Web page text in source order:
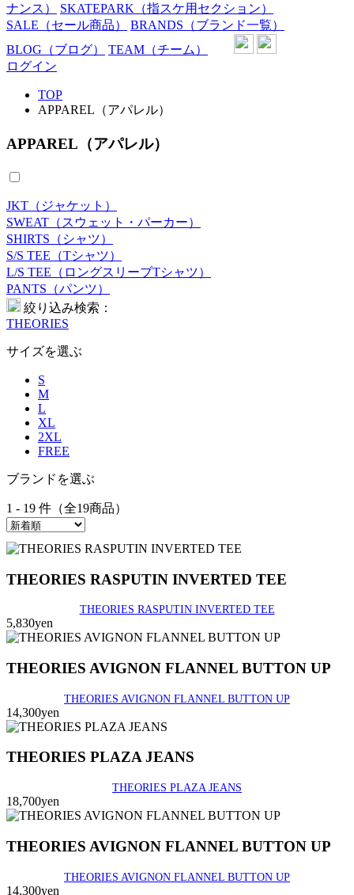
ナンス）
SKATEPARK （指スケ用セクション）
SALE （セール商品） BRANDS （ブランド一覧）
BLOG （ブログ） TEAM （チーム）
ログイン
TOP
APPAREL（アパレル）
APPAREL（アパレル）
JKT（ジャケット）
SWEAT（スウェット・パーカー）
SHIRTS（シャツ）
S/S TEE（Tシャツ）
L/S TEE（ロングスリーブTシャツ）
PANTS（パンツ）
絞り込み検索：
THEORIES
サイズを選ぶ
S
M
L
XL
2XL
FREE
ブランドを選ぶ
1 - 19 件（全19商品）
THEORIES RASPUTIN INVERTED TEE
THEORIES RASPUTIN INVERTED TEE
5,830yen
THEORIES AVIGNON FLANNEL BUTTON UP
THEORIES AVIGNON FLANNEL BUTTON UP
14,300yen
THEORIES PLAZA JEANS
THEORIES PLAZA JEANS
18,700yen
THEORIES AVIGNON FLANNEL BUTTON UP
THEORIES AVIGNON FLANNEL BUTTON UP
14,300yen